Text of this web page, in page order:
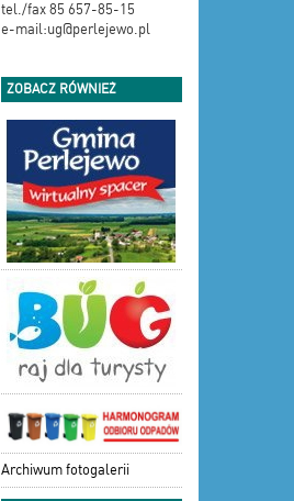
tel./fax 85 657-85-15
e-mail:ug@perlejewo.pl
ZOBACZ RÓWNIEŻ
Archiwum fotogalerii